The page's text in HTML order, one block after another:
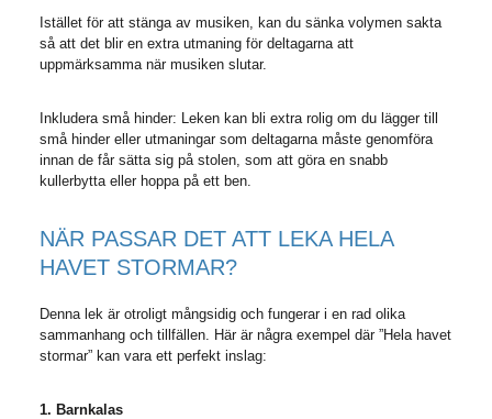
Istället för att stänga av musiken, kan du sänka volymen sakta
så att det blir en extra utmaning för deltagarna att
uppmärksamma när musiken slutar.
Inkludera små hinder: Leken kan bli extra rolig om du lägger till
små hinder eller utmaningar som deltagarna måste genomföra
innan de får sätta sig på stolen, som att göra en snabb
kullerbytta eller hoppa på ett ben.
NÄR PASSAR DET ATT LEKA HELA
HAVET STORMAR?
Denna lek är otroligt mångsidig och fungerar i en rad olika
sammanhang och tillfällen. Här är några exempel där ”Hela havet
stormar” kan vara ett perfekt inslag:
1. Barnkalas